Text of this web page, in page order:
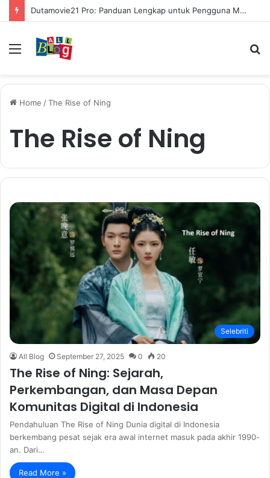
Dutamovie21 Pro: Panduan Lengkap untuk Pengguna Modern
Menu
Home /The Rise of Ning
The Rise of Ning
Selebriti
All Blog September 27, 2025 0 20
The Rise of Ning: Sejarah,
Perkembangan, dan Masa Depan
Komunitas Digital di Indonesia
Pendahuluan The Rise of Ning Dunia digital di Indonesia
berkembang pesat sejak era awal internet masuk pada akhir 1990-
an. Dari…
Read More »